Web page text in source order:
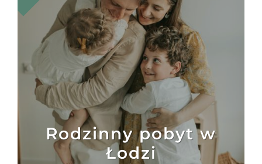
Rodzinny pobyt w
Łodzi